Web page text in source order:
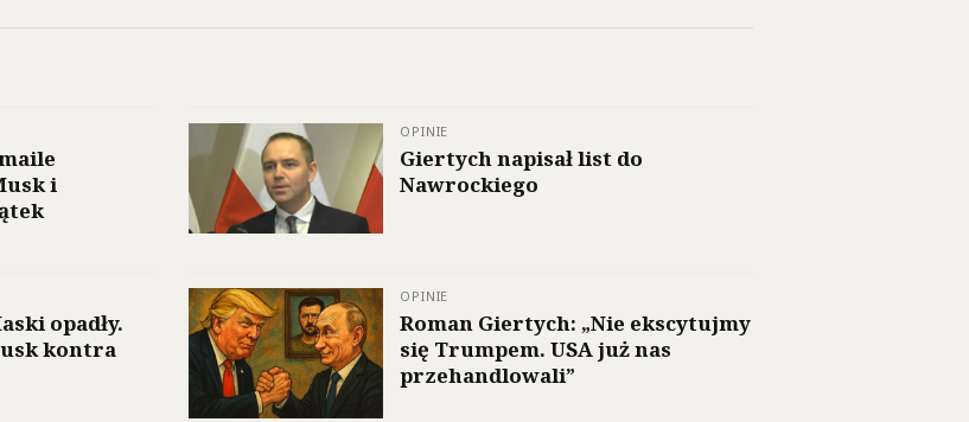
i
OPINIE
Giertych napisał list do
Nawrockiego
opadły.
kontra
OPINIE
Roman Giertych: „Nie ekscytujmy
się Trumpem. USA już nas
przehandlowali”